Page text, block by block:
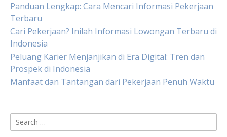
Panduan Lengkap: Cara Mencari Informasi Pekerjaan
Terbaru
Cari Pekerjaan? Inilah Informasi Lowongan Terbaru di
Indonesia
Peluang Karier Menjanjikan di Era Digital: Tren dan
Prospek di Indonesia
Manfaat dan Tantangan dari Pekerjaan Penuh Waktu
Search
for: